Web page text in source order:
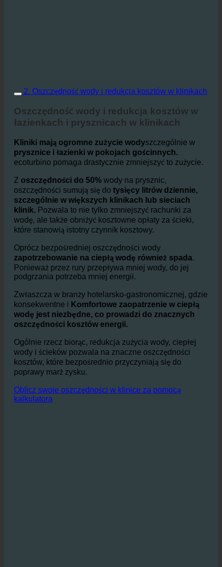
2. Oszczędność wody i redukcja kosztów w klinikach
łazienkach i prysznicach w klinikach
Kliniki mają ogromne zużycie wodyszczególnie w
prysznice i łazienki w pokojach gościnnych.
ecoturbino pomaga drastycznie zmniejszyć to zużycie.
Zoszczędności do 50%wody na prysznic,
oszczędności sumują się dotysięcy litrów dziennie,
szczególnie w większych klinikach lub sieciach
klinik.Pozwala to nie tylko zmniejszyć rachunki za
wodę, ale także obniżyć kosztowne opłaty za ścieki,
które stanowią istotny czynnik kosztowy.
Oprócz bezpośredniej oszczędności wody
zapotrzebowanie na ciepłą wodę również spada
Ponieważ przez rury przepływa mniej wody, do jej
podgrzania potrzeba mniej energii.
Zwłaszcza w branży hotelarsko-gastronomicznej, gdzie
konsekwentne iKomfortowe zaopatrzenie w ciepłą
wodę jest niezbędne, co prowadzi do znacznych
oszczędności kosztów energii.
Ogólnie rzecz biorąc, redukcja zużycia wody, ciepłej
wody i ścieków pozwala na znaczne oszczędności
kosztów, które bezpośrednio przyczyniają się do
poprawy marż zysku.